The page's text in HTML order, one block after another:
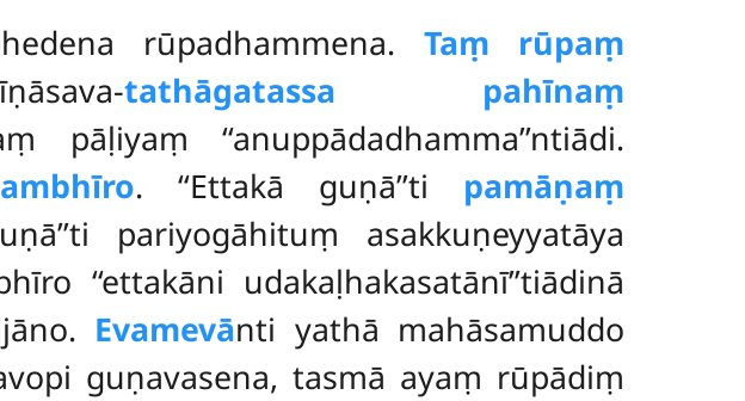
rūpadhammena.Taṃ rūpaṃ
tathāgatassa pahīnaṃ
‘‘anuppādadhamma’’ntiādi.
. ‘‘Ettakā guṇā’’ti pamāṇaṃ
pariyogāhituṃ asakkuṇeyyatāya
‘‘ettakāni udakaḷhakasatānī’’tiādinā
Evamevānti yathā mahāsamuddo
guṇavasena, tasmā ayaṃ rūpādiṃ